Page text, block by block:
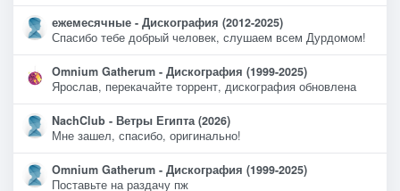
ежемесячные - Дискография (2012-2025)
Спасибо тебе добрый человек, слушаем всем Дурдомом!
Omnium Gatherum - Дискография (1999-2025)
Ярослав, перекачайте торрент, дискография обновлена
NachClub - Ветры Египта (2026)
Мне зашел, спасибо, оригинально!
Omnium Gatherum - Дискография (1999-2025)
Поставьте на раздачу пж